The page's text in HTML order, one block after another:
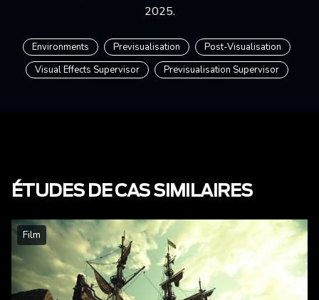
2025.
Environments Previsualisation
Post-Visualisation
Visual Effects Supervisor
Previsualisation Supervisor
ÉTUDES DE CAS SIMILAIRES
Film